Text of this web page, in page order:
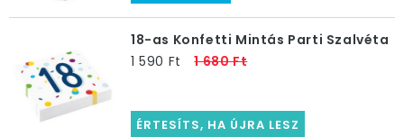
18-as Konfetti Mintás Parti Szalvéta
1 590 Ft
1 680 Ft
ÉRTESÍTS, HA ÚJRA LESZ